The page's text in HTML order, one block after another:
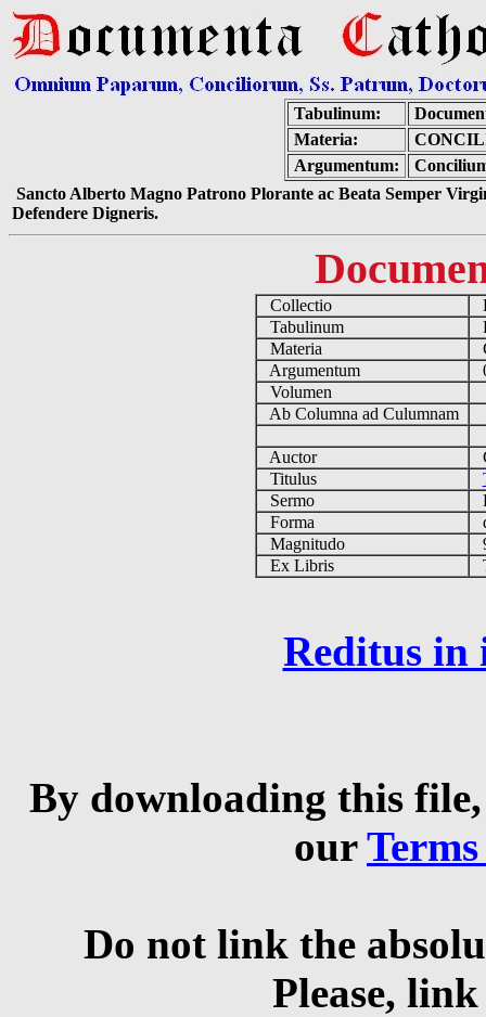
Tabulinum:
Materia:
Argumentum:
Sancto Alberto Magno Patrono Plorante ac Beata Semper
Defendere Digneris.
Collectio
Tabulinum
Materia
Argumentum
Volumen
Ab Columna ad Culumnam
Auctor
Titulus
Sermo
Forma
Magnitudo
Ex Libris
Reditus in
By downloading this
our
Do not link the
Please,